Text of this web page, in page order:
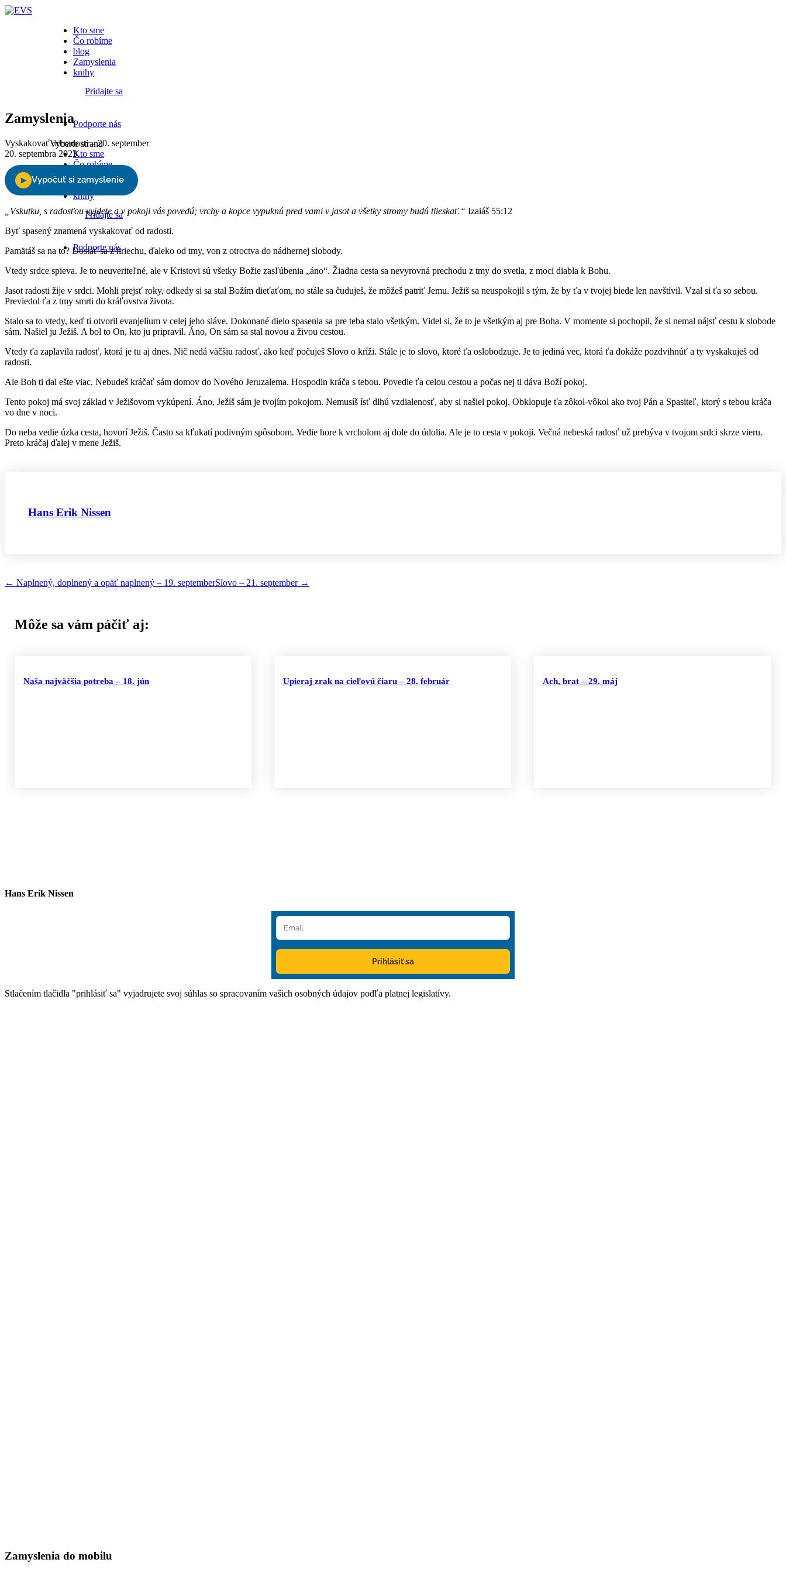
Kto sme
Čo robíme
blog
Zamyslenia
knihy
Pridajte sa
Podporte nás
Vyberte stranu
Kto sme
Čo robíme
blog
Zamyslenia
knihy
Pridajte sa
Podporte nás
Zamyslenia
Vyskakovať od radosti – 20. september
20. septembra 2023
„Vskutku, s radosťou vyjdete a v pokoji vás povedú; vrchy a kopce vypuknú pred vami v jasot a všetky stromy budú tlieskať.“ Izaiáš 55:12
Byť spasený znamená vyskakovať od radosti.
Pamätáš sa na to? Dostať sa z hriechu, ďaleko od tmy, von z otroctva do nádhernej slobody.
Vtedy srdce spieva. Je to neuveriteľné, ale v Kristovi sú všetky Božie zasľúbenia „áno“. Žiadna cesta sa nevyrovná prechodu z tmy do svetla, z moci diabla k Bohu.
Jasot radosti žije v srdci. Mohli prejsť roky, odkedy si sa stal Božím dieťaťom, no stále sa čuduješ, že môžeš patriť Jemu. Ježiš sa neuspokojil s tým, že by ťa v tvojej biede len navštívil. Vzal si ťa so sebou.
Previedol ťa z tmy smrti do kráľovstva života.
Stalo sa to vtedy, keď ti otvoril evanjelium v celej jeho sláve. Dokonané dielo spasenia sa pre teba stalo všetkým. Videl si, že to je všetkým aj pre Boha. V momente si pochopil, že si nemal nájsť cestu k slobode
sám. Našiel ju Ježiš. A bol to On, kto ju pripravil. Áno, On sám sa stal novou a živou cestou.
Vtedy ťa zaplavila radosť, ktorá je tu aj dnes. Nič nedá väčšiu radosť, ako keď počuješ Slovo o kríži. Stále je to slovo, ktoré ťa oslobodzuje. Je to jediná vec, ktorá ťa dokáže pozdvihnúť a ty vyskakuješ od
radosti.
Ale Boh ti dal ešte viac. Nebudeš kráčať sám domov do Nového Jeruzalema. Hospodin kráča s tebou. Povedie ťa celou cestou a počas nej ti dáva Boží pokoj.
Tento pokoj má svoj základ v Ježišovom vykúpení. Áno, Ježiš sám je tvojím pokojom. Nemusíš ísť dlhú vzdialenosť, aby si našiel pokoj. Obklopuje ťa zôkol-vôkol ako tvoj Pán a Spasiteľ, ktorý s tebou kráča
vo dne v noci.
Do neba vedie úzka cesta, hovorí Ježiš. Často sa kľukatí podivným spôsobom. Vedie hore k vrcholom aj dole do údolia. Ale je to cesta v pokoji. Večná nebeská radosť už prebýva v tvojom srdci skrze vieru.
Preto kráčaj ďalej v mene Ježiš.
Hans Erik Nissen
← Naplnený, doplnený a opäť naplnený – 19. septemberSlovo – 21. september →
Môže sa vám páčiť aj:
Naša najväčšia potreba – 18. jún Upieraj zrak na cieľovú čiaru – 28. február Ach, brat – 29. máj
Hans Erik Nissen
Prihlásiť sa
Stlačením tlačidla "prihlásiť sa" vyjadrujete svoj súhlas so spracovaním vašich osobných údajov podľa platnej legislatívy.
Zamyslenia do mobilu